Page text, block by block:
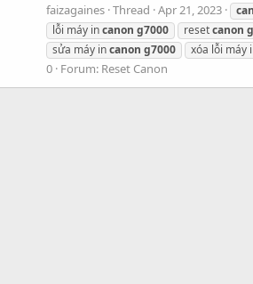
faizagaines Thread Apr 21, 2023
lỗi máy incanon g7000 resetcanon
sửa máy incanon g7000 xóa lỗi máy
0 Forum: Reset Canon